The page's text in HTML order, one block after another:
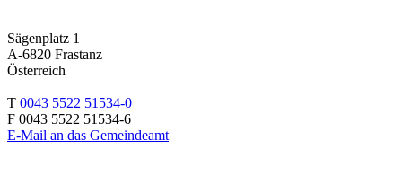
Sägenplatz 1
A-6820 Frastanz
Österreich
T 0043 5522 51534-0
F 0043 5522 51534-6
E-Mail an das Gemeindeamt